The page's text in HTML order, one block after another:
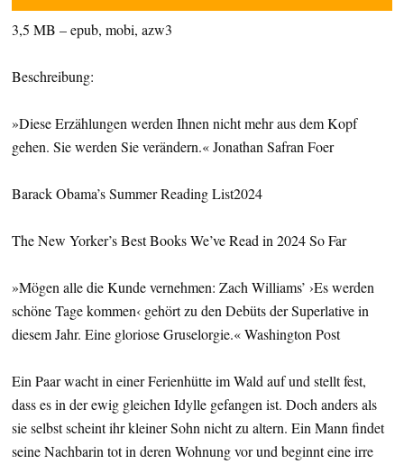
3,5 MB – epub, mobi, azw3
Beschreibung:
»Diese Erzählungen werden Ihnen nicht mehr aus dem Kopf
gehen. Sie werden Sie verändern.« Jonathan Safran Foer
Barack Obama’s Summer Reading List2024
The New Yorker’s Best Books We’ve Read in 2024 So Far
»Mögen alle die Kunde vernehmen: Zach Williams’ ›Es werden
schöne Tage kommen‹ gehört zu den Debüts der Superlative in
diesem Jahr. Eine gloriose Gruselorgie.« Washington Post
Ein Paar wacht in einer Ferienhütte im Wald auf und stellt fest,
dass es in der ewig gleichen Idylle gefangen ist. Doch anders als
sie selbst scheint ihr kleiner Sohn nicht zu altern. Ein Mann findet
seine Nachbarin tot in deren Wohnung vor und beginnt eine irre